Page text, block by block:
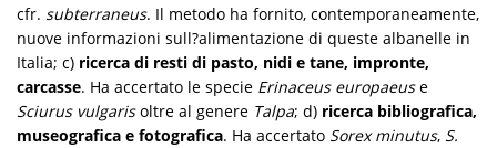
cfr. subterraneus. Il metodo ha fornito, contemporaneamente,
nuove informazioni sull?alimentazione di queste albanelle in
Italia; c) ricerca di resti di pasto, nidi e tane, impronte,
carcasse. Ha accertato le specie Erinaceus europaeuse
Sciurus vulgarisoltre al genere Talpa; d) ricerca bibliografica,
museografica e fotografica. Ha accertato Sorex minutus, S.